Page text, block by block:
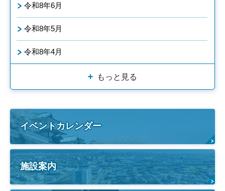
令和8年6月
令和8年5月
令和8年4月
もっと見る
イベントカレンダー
施設案内